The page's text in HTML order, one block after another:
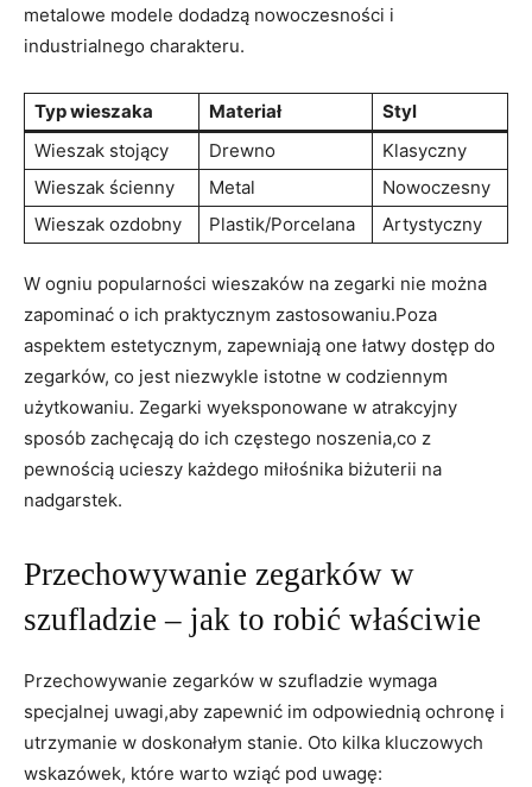
metalowe modele dodadzą nowoczesności i
industrialnego ⁢charakteru.
Typ wieszaka Materiał
Styl
Wieszak stojący
Drewno
Klasyczny
Wieszak ścienny
Metal
Nowoczesny
Wieszak ozdobny
Plastik/Porcelana Artystyczny
W ogniu popularności wieszaków na zegarki nie można
zapominać o ich praktycznym zastosowaniu.Poza
aspektem ​estetycznym, zapewniają one łatwy dostęp‍ do
zegarków, ‍co jest niezwykle istotne w codziennym
użytkowaniu. Zegarki wyeksponowane w atrakcyjny
⁣sposób zachęcają ​do ich częstego noszenia,co z
pewnością ucieszy każdego miłośnika ‍biżuterii na
nadgarstek.
Przechowywanie zegarków w
szufladzie – jak to robić właściwie
Przechowywanie zegarków w szufladzie​ wymaga
specjalnej uwagi,aby zapewnić im ‌odpowiednią ⁣ochronę i
utrzymanie ‍w doskonałym‌ stanie. Oto kilka‌ kluczowych​
wskazówek, ‍które warto wziąć pod uwagę: